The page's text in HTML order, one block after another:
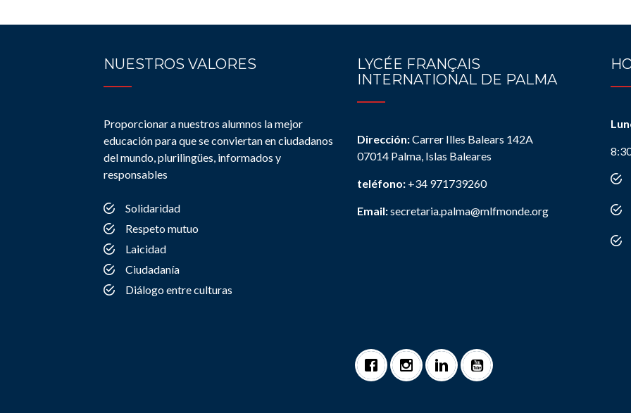
NUESTROS VALORES
Proporcionar a nuestros alumnos la mejor
educación para que se conviertan en ciudadanos
del mundo, plurilingües, informados y
responsables
Solidaridad
Respeto mutuo
Laicidad
Ciudadanía
Diálogo entre culturas
LYCÉE FRANÇAIS
INTERNATIONAL DE PALMA
Dirección:Carrer Illes Balears 142A
07014 Palma, Islas Baleares
teléfono: +34 971739260
Email:secretaria.palma@mlfmonde.org